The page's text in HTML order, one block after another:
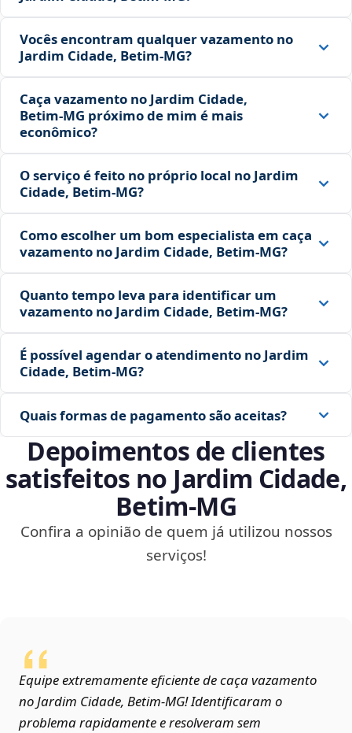
Vocês encontram qualquer vazamento no
Jardim Cidade, Betim‑MG?
Caça vazamento no Jardim Cidade,
Betim‑MG próximo de mim é mais
econômico?
O serviço é feito no próprio local no Jardim
Cidade, Betim‑MG?
Como escolher um bom especialista em caça
vazamento no Jardim Cidade, Betim‑MG?
Quanto tempo leva para identificar um
vazamento no Jardim Cidade, Betim‑MG?
É possível agendar o atendimento no Jardim
Cidade, Betim‑MG?
Quais formas de pagamento são aceitas?
Depoimentos de clientes
satisfeitos no Jardim Cidade,
Betim‑MG
Confira a opinião de quem já utilizou nossos
serviços!
Equipe extremamente eficiente de caça vazamento
no Jardim Cidade, Betim‑MG! Identificaram o
problema rapidamente e resolveram sem